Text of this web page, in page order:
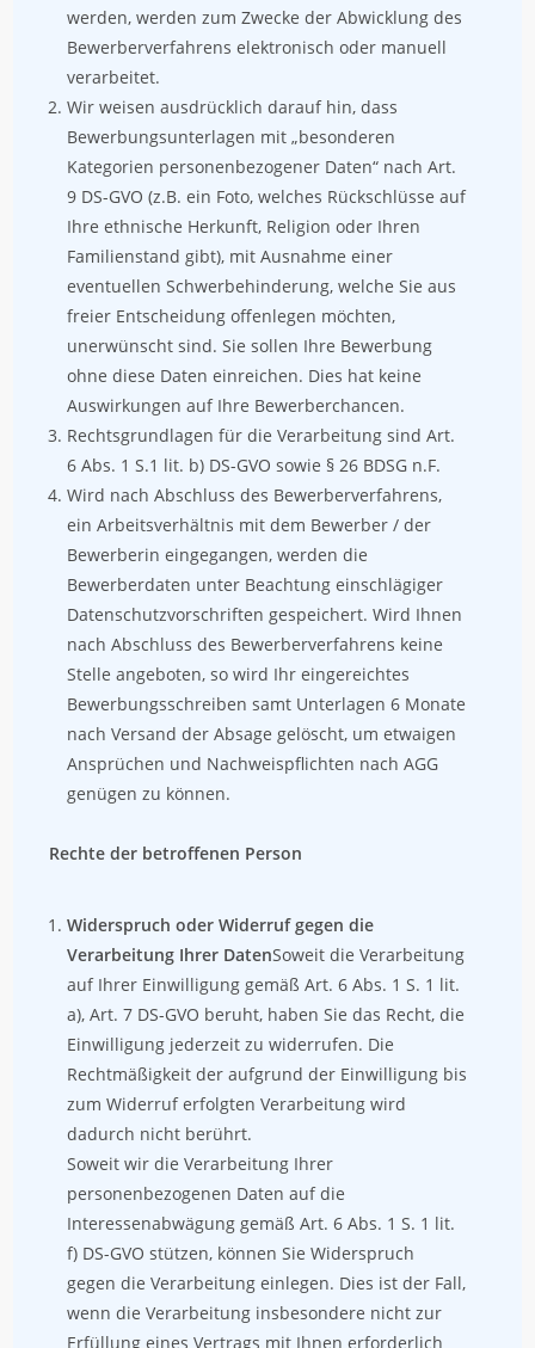
werden, werden zum Zwecke der Abwicklung des
Bewerberverfahrens elektronisch oder manuell
verarbeitet.
Wir weisen ausdrücklich darauf hin, dass
Bewerbungsunterlagen mit „besonderen
Kategorien personenbezogener Daten“ nach Art.
9 DS-GVO (z.B. ein Foto, welches Rückschlüsse auf
Ihre ethnische Herkunft, Religion oder Ihren
Familienstand gibt), mit Ausnahme einer
eventuellen Schwerbehinderung, welche Sie aus
freier Entscheidung offenlegen möchten,
unerwünscht sind. Sie sollen Ihre Bewerbung
ohne diese Daten einreichen. Dies hat keine
Auswirkungen auf Ihre Bewerberchancen.
Rechtsgrundlagen für die Verarbeitung sind Art.
6 Abs. 1 S.1 lit. b) DS-GVO sowie § 26 BDSG n.F.
Wird nach Abschluss des Bewerberverfahrens,
ein Arbeitsverhältnis mit dem Bewerber / der
Bewerberin eingegangen, werden die
Bewerberdaten unter Beachtung einschlägiger
Datenschutzvorschriften gespeichert. Wird Ihnen
nach Abschluss des Bewerberverfahrens keine
Stelle angeboten, so wird Ihr eingereichtes
Bewerbungsschreiben samt Unterlagen 6 Monate
nach Versand der Absage gelöscht, um etwaigen
Ansprüchen und Nachweispflichten nach AGG
genügen zu können.
Rechte der betroffenen Person
Widerspruch oder Widerruf gegen die
Verarbeitung Ihrer DatenSoweit die Verarbeitung
auf Ihrer Einwilligung gemäß Art. 6 Abs. 1 S. 1 lit.
a), Art. 7 DS-GVO beruht, haben Sie das Recht, die
Einwilligung jederzeit zu widerrufen. Die
Rechtmäßigkeit der aufgrund der Einwilligung bis
zum Widerruf erfolgten Verarbeitung wird
dadurch nicht berührt.
Soweit wir die Verarbeitung Ihrer
personenbezogenen Daten auf die
Interessenabwägung gemäß Art. 6 Abs. 1 S. 1 lit.
f) DS-GVO stützen, können Sie Widerspruch
gegen die Verarbeitung einlegen. Dies ist der Fall,
wenn die Verarbeitung insbesondere nicht zur
Erfüllung eines Vertrags mit Ihnen erforderlich